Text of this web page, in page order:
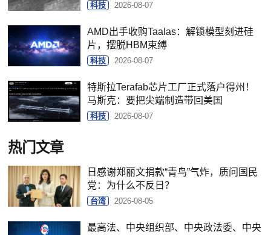
科技 2026-08-07
AMD出手收购Taalas：解锁模型刻进硅
片，摆脱HBM束缚
科技 2026-08-07
特斯拉Terafab芯片工厂正式落户得州！
马斯克：要把尖端制造带回美国
科技 2026-08-07
热门文章
日感谢郑丽文捐款“青鸟”气炸，质问国民
党：为什么不反日？
台湾 2026-08-05
最高法、中央组织部、中央政法委、中央